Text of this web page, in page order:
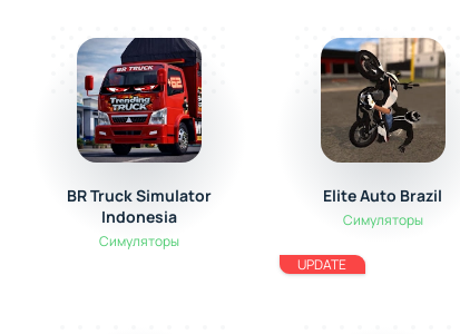
BR Truck Simulator
Indonesia
Симуляторы
Elite Auto Brazil
Симуляторы
UPDATE